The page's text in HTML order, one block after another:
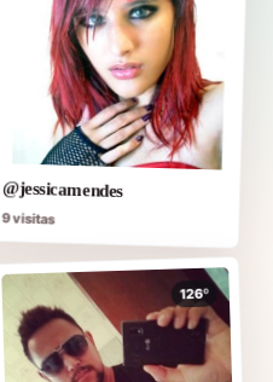
@jessicamendes
9 visitas
126º